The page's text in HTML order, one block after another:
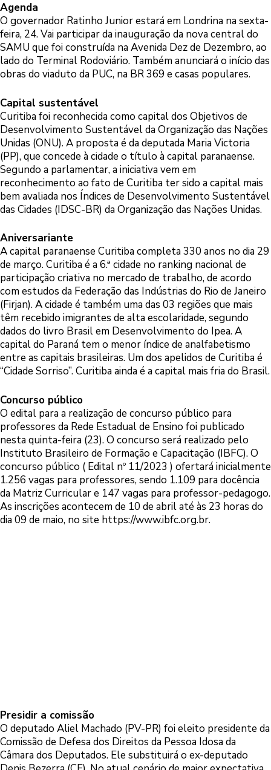
Agenda
O governador Ratinho Junior estará em Londrina na sexta-
feira, 24. Vai participar da inauguração da nova central do
SAMU que foi construída na Avenida Dez de Dezembro, ao
lado do Terminal Rodoviário. Também anunciará o início das
obras do viaduto da PUC, na BR 369 e casas populares.
Capital sustentável
Curitiba foi reconhecida como capital dos Objetivos de
Desenvolvimento Sustentável da Organização das Nações
Unidas (ONU). A proposta é da deputada Maria Victoria
(PP), que concede à cidade o título à capital paranaense.
Segundo a parlamentar, a iniciativa vem em
reconhecimento ao fato de Curitiba ter sido a capital mais
bem avaliada nos Índices de Desenvolvimento Sustentável
das Cidades (IDSC-BR) da Organização das Nações Unidas.
Aniversariante
A capital paranaense Curitiba completa 330 anos no dia 29
de março. Curitiba é a 6.ª cidade no ranking nacional de
participação criativa no mercado de trabalho, de acordo
com estudos da Federação das Indústrias do Rio de Janeiro
(Firjan). A cidade é também uma das 03 regiões que mais
têm recebido imigrantes de alta escolaridade, segundo
dados do livro Brasil em Desenvolvimento do Ipea. A
capital do Paraná tem o menor índice de analfabetismo
entre as capitais brasileiras. Um dos apelidos de Curitiba é
“Cidade Sorriso”. Curitiba ainda é a capital mais fria do Brasil.
Concurso público
O edital para a realização de concurso público para
professores da Rede Estadual de Ensino foi publicado
nesta quinta-feira (23). O concurso será realizado pelo
Instituto Brasileiro de Formação e Capacitação (IBFC). O
concurso público ( Edital nº 11/2023 ) ofertará inicialmente
1.256 vagas para professores, sendo 1.109 para docência
da Matriz Curricular e 147 vagas para professor-pedagogo.
As inscrições acontecem de 10 de abril até às 23 horas do
dia 09 de maio, no site https://www.ibfc.org.br.
Presidir a comissão
O deputado Aliel Machado (PV-PR) foi eleito presidente da
Comissão de Defesa dos Direitos da Pessoa Idosa da
Câmara dos Deputados. Ele substituirá o ex-deputado